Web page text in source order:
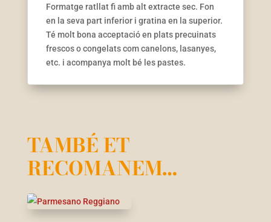
Formatge ratllat fi amb alt extracte sec. Fon
en la seva part inferior i gratina en la superior.
Té molt bona acceptació en plats precuinats
frescos o congelats com canelons, lasanyes,
etc. i acompanya molt bé les pastes.
TAMBÉ ET
RECOMANEM…